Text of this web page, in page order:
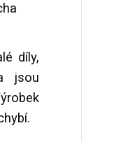
díly,
jsou